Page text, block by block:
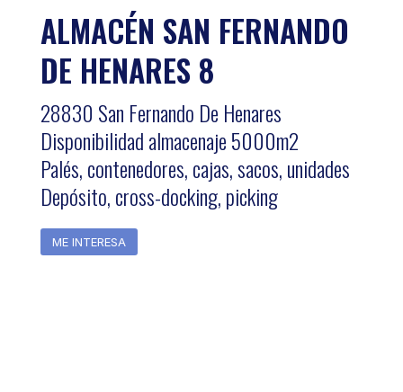
ALMACÉN SAN FERNANDO
DE HENARES 8
28830 San Fernando De Henares
Disponibilidad almacenaje 5000m2
Palés, contenedores, cajas, sacos, unidades
Depósito, cross-docking, picking
ME INTERESA